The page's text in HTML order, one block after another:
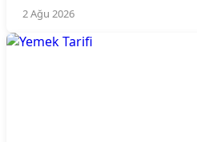
2 Ağu 2026